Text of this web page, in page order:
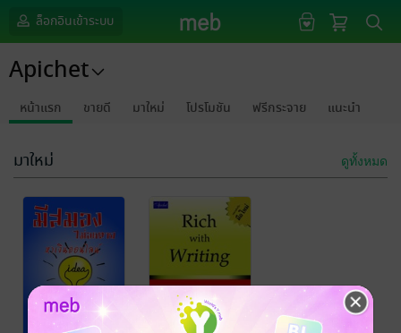
ล็อกอินเข้าระบบ
Apichet
หน้าแรก ขายดี มาใหม่ โปรโมชัน ฟรีกระจาย แนะนำ
มาใหม่ ดูทั้งหมด